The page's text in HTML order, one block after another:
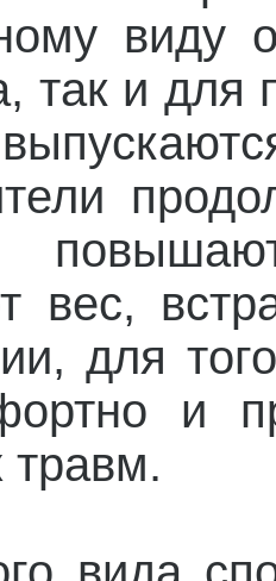
виду
так и для
вес,
для
и
травм.